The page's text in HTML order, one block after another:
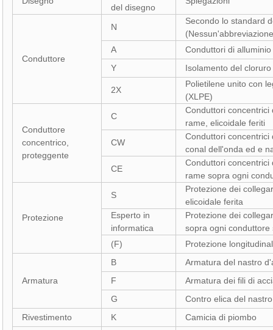
del disegno
Conduttore
N
Secondo lo standard
A
Conduttori di alluminio
Y
Isolamento del
2X
Polietilene unito con
(XLPE)
Conduttore
concentrico,
proteggente
C
Conduttori
rame, elicoidale feriti
CW
Conduttori
conal dell'onda ed e
CE
Conduttori
rame sopra ogni
Protezione
S
Protezione dei
elicoidale ferita
Esperto in
informatica
Protezione dei
sopra ogni
(F)
Protezione
Armatura
B
Armatura del nastro
F
Armatura dei fili di
G
Contro elica del
Rivestimento
K Camicia di piombo